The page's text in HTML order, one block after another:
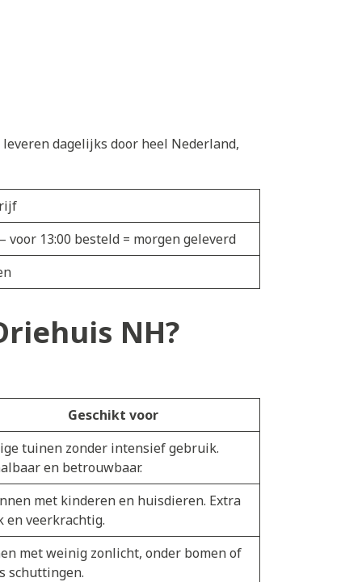
dagelijks door heel Nederland,
13:00 besteld = morgen geleverd
NH?
Geschikt voor
tuinen zonder intensief gebruik.
en betrouwbaar.
met kinderen en huisdieren. Extra
en veerkrachtig.
met weinig zonlicht, onder bomen of
schuttingen.